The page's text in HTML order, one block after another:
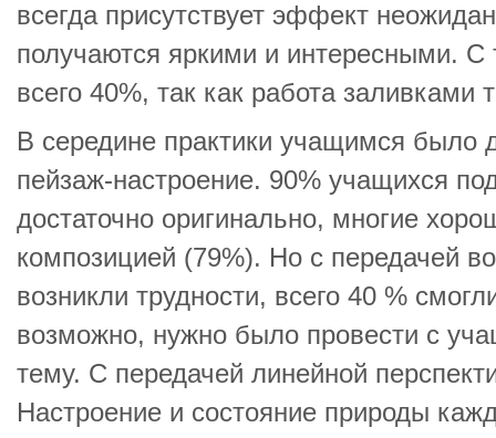
всегда присутствует эффект
получаются яркими и интересными. С
всего 40%, так как работа заливками
В середине практики учащимся было
пейзаж-настроение. 90% учащихся
достаточно оригинально, многие
композицией (79%). Но с передачей
возникли трудности, всего 40 %
возможно, нужно было провести с
тему. С передачей линейной
Настроение и состояние природы